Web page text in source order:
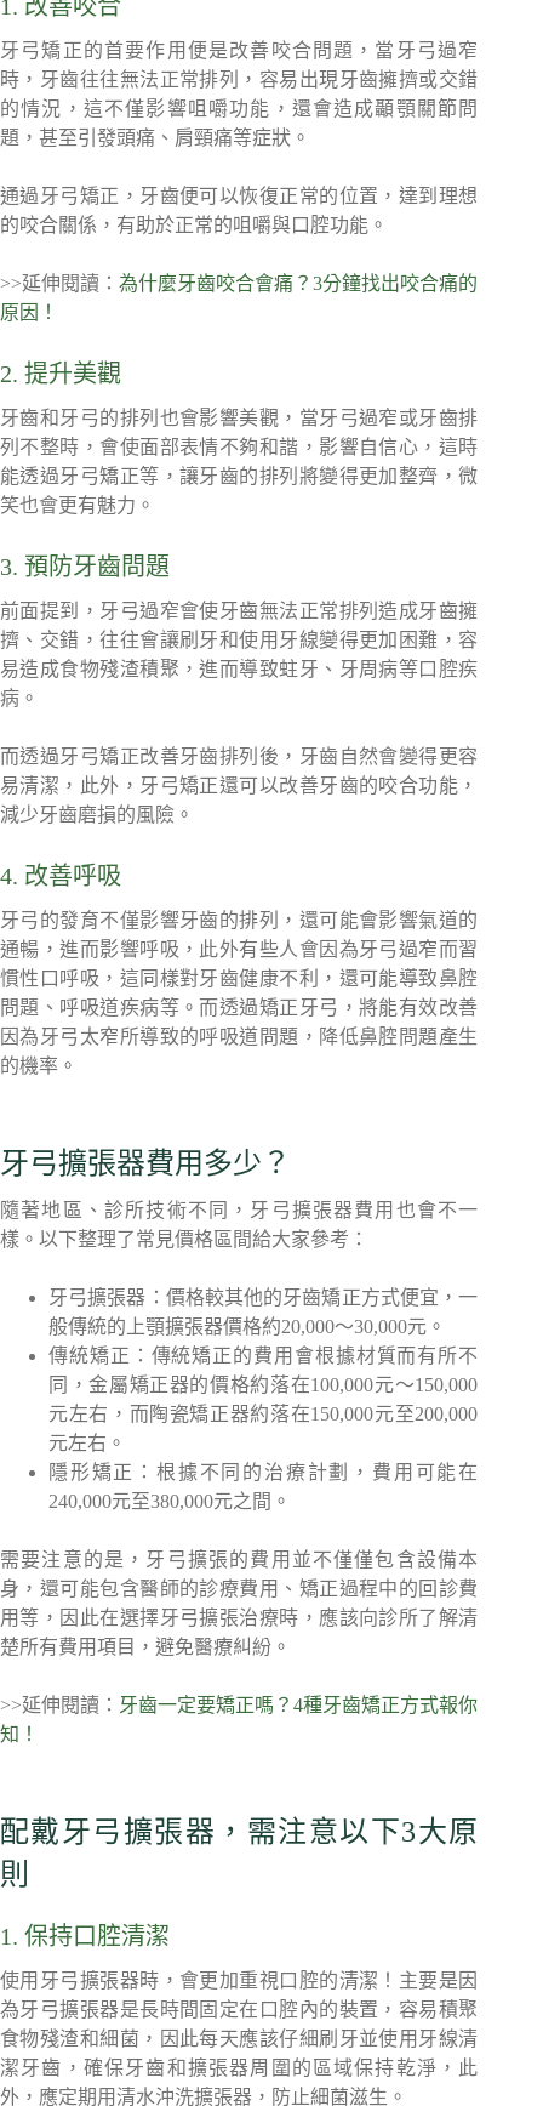
1. 改善咬合
牙弓矯正的首要作用便是改善咬合問題，當牙弓過窄
時，牙齒往往無法正常排列，容易出現牙齒擁擠或交錯
的情況，這不僅影響咀嚼功能，還會造成顳顎關節問
題，甚至引發頭痛、肩頸痛等症狀。
通過牙弓矯正，牙齒便可以恢復正常的位置，達到理想
的咬合關係，有助於正常的咀嚼與口腔功能。
>>延伸閱讀：為什麼牙齒咬合會痛？3分鐘找出咬合痛的
原因！
2. 提升美觀
牙齒和牙弓的排列也會影響美觀，當牙弓過窄或牙齒排
列不整時，會使面部表情不夠和諧，影響自信心，這時
能透過牙弓矯正等，讓牙齒的排列將變得更加整齊，微
笑也會更有魅力。
3. 預防牙齒問題
前面提到，牙弓過窄會使牙齒無法正常排列造成牙齒擁
擠、交錯，往往會讓刷牙和使用牙線變得更加困難，容
易造成食物殘渣積聚，進而導致蛀牙、牙周病等口腔疾
病。
而透過牙弓矯正改善牙齒排列後，牙齒自然會變得更容
易清潔，此外，牙弓矯正還可以改善牙齒的咬合功能，
減少牙齒磨損的風險。
4. 改善呼吸
牙弓的發育不僅影響牙齒的排列，還可能會影響氣道的
通暢，進而影響呼吸，此外有些人會因為牙弓過窄而習
慣性口呼吸，這同樣對牙齒健康不利，還可能導致鼻腔
問題、呼吸道疾病等。而透過矯正牙弓，將能有效改善
因為牙弓太窄所導致的呼吸道問題，降低鼻腔問題產生
的機率。
牙弓擴張器費用多少？
隨著地區、診所技術不同，牙弓擴張器費用也會不一
樣。以下整理了常見價格區間給大家參考：
牙弓擴張器：價格較其他的牙齒矯正方式便宜，一
般傳統的上顎擴張器價格約20,000～30,000元。
傳統矯正：傳統矯正的費用會根據材質而有所不
同，金屬矯正器的價格約落在100,000元～150,000
元左右，而陶瓷矯正器約落在150,000元至200,000
元左右。
隱形矯正：根據不同的治療計劃，費用可能在
240,000元至380,000元之間。
需要注意的是，牙弓擴張的費用並不僅僅包含設備本
身，還可能包含醫師的診療費用、矯正過程中的回診費
用等，因此在選擇牙弓擴張治療時，應該向診所了解清
楚所有費用項目，避免醫療糾紛。
>>延伸閱讀： 牙齒一定要矯正嗎？4種牙齒矯正方式報你
知！
配戴牙弓擴張器，需注意以下3大原
則
1. 保持口腔清潔
使用牙弓擴張器時，會更加重視口腔的清潔！主要是因
為牙弓擴張器是長時間固定在口腔內的裝置，容易積聚
食物殘渣和細菌，因此每天應該仔細刷牙並使用牙線清
潔牙齒，確保牙齒和擴張器周圍的區域保持乾淨，此
外，應定期用清水沖洗擴張器，防止細菌滋生。